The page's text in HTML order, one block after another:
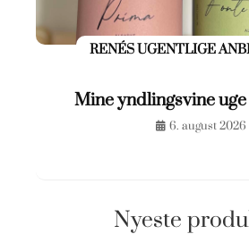
RENÉS UGENTLIGE
Mine yndlingsvine
6. august 2026
Nyeste